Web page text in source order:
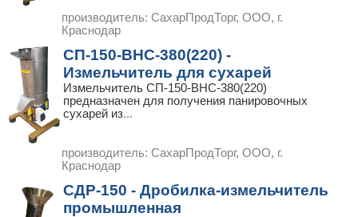
производитель: СахарПродТорг, ООО, г.
Краснодар
СП-150-ВНС-380(220) -
Измельчитель для сухарей
Измельчитель СП-150-ВНС-380(220)
предназначен для получения панировочных
сухарей из...
производитель: СахарПродТорг, ООО, г.
Краснодар
СДР-150 - Дробилка-измельчитель
промышленная